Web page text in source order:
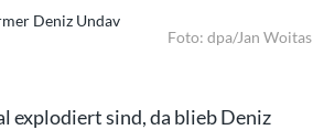
Deniz Undav
Foto: dpa/Jan Woitas
explodiert sind, da blieb Deniz